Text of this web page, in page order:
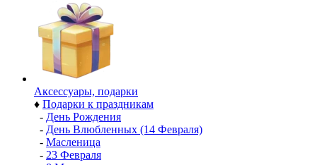
Аксессуары, подарки
♦ Подарки к праздникам
- День Рождения
- День Влюбленных (14 Февраля)
- Масленица
- 23 Февраля